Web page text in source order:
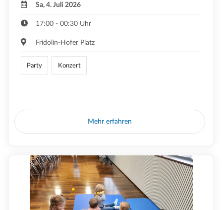
Sa, 4. Juli 2026
17:00 - 00:30 Uhr
Fridolin-Hofer Platz
Party Konzert
Mehr erfahren